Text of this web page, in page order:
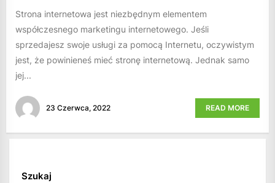
Strona internetowa jest niezbędnym elementem
współczesnego marketingu internetowego. Jeśli
sprzedajesz swoje usługi za pomocą Internetu, oczywistym
jest, że powinieneś mieć stronę internetową. Jednak samo
jej...
23 Czerwca, 2022 READ MORE
Szukaj